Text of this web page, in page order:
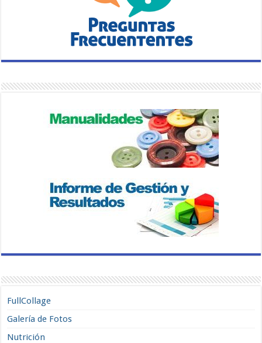
FullCollage
Galería de Fotos
Nutrición